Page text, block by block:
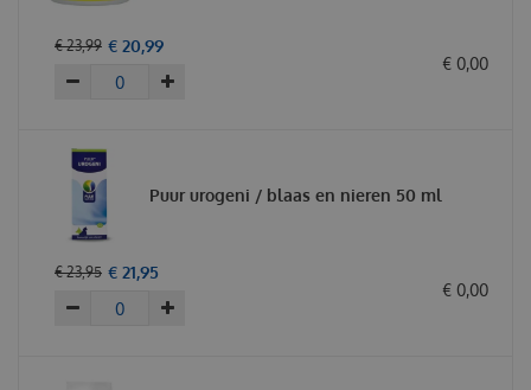
€ 23,99 € 20,99
€ 0,00
Puur urogeni / blaas en nieren 50 ml
€ 23,95 € 21,95
€ 0,00